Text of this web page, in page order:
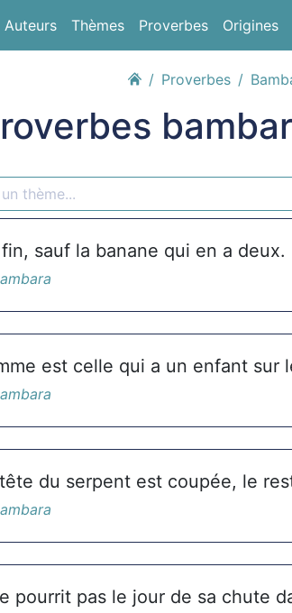
Auteurs Thèmes Proverbes Origines
Proverbes
sauf la banane qui en a deux.
est celle qui a un enfant sur
du serpent est coupée, le
pourrit pas le jour de sa chute